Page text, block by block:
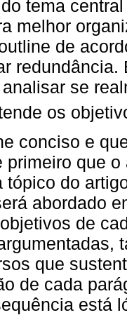
tema
melhor
de
se
os
conciso e
primeiro que
tópico do
abordado
de
que
de cada
está